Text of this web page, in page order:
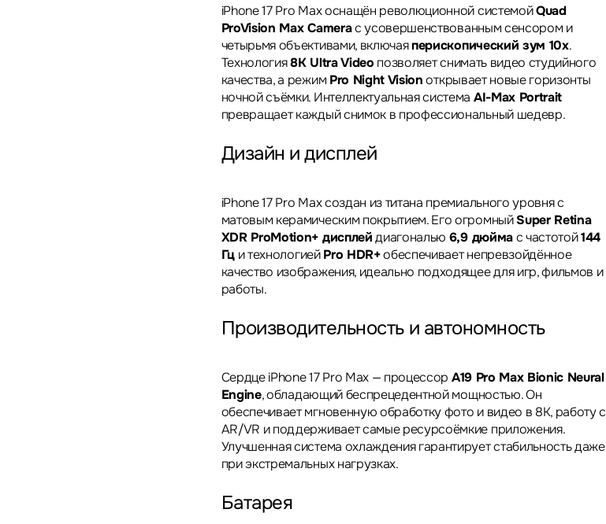
iPhone 17 Pro Max оснащён революционной системойQuad
ProVision Max Cameraс усовершенствованным сенсором и
четырьмя объективами, включаяперископический зум 10x.
Технология8K Ultra Video позволяет снимать видео студийного
качества, а режим Pro Night Visionоткрывает новые горизонты
ночной съёмки. Интеллектуальная система AI-Max Portrait
превращает каждый снимок в профессиональный шедевр.
Дизайн и дисплей
iPhone 17 Pro Max создан из титана премиального уровня с
матовым керамическим покрытием. Его огромныйSuper Retina
XDR ProMotion+ дисплейдиагональю 6,9 дюймас частотой144
Гц и технологиейPro HDR+обеспечивает непревзойдённое
качество изображения, идеально подходящее для игр, фильмов и
работы.
Производительность и автономность
Сердце iPhone 17 Pro Max — процессор A19 Pro Max Bionic Neural
Engine, обладающий беспрецедентной мощностью. Он
обеспечивает мгновенную обработку фото и видео в 8K, работу с
AR/VR и поддерживает самые ресурсоёмкие приложения.
Улучшенная система охлаждения гарантирует стабильность даже
при экстремальных нагрузках.
Батарея